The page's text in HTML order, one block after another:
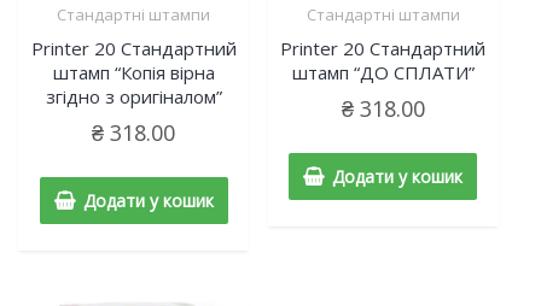
Стандартні штампи
Printer 20 Cтандартний
штамп “Копія вірна
згідно з оригіналом”
₴ 318.00
Додати у кошик
Стандартні штампи
Printer 20 Cтандартний
штамп “ДО СПЛАТИ”
₴318.00
Додати у кошик